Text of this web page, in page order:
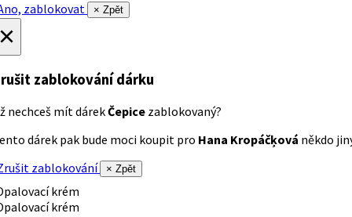
zablokovat
× Zpět
zablokování dárku
nechceš mít dárekČepice zablokovaný?
dárek pak bude moci koupit pro Hana Kropáčķová někdo
zablokování
× Zpět